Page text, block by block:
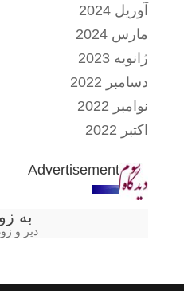
آوریل 2024
مارس 2024
ژانویه 2023
دسامبر 2022
نوامبر 2022
اکتبر 2022
Advertisement
به
دیر و